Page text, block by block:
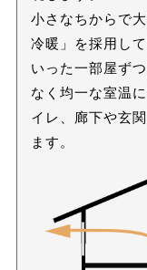
小さなちからで
冷暖」を採用し
いった一部屋ず
なく均一な室温
イレ、廊下や玄
ます。